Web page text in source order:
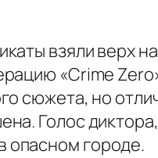
взяли верх
«Crime
сюжета, но
Голос
опасном городе.